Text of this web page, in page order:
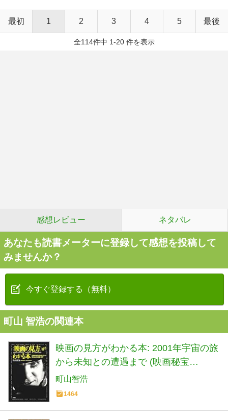
最初 1 2 3 4 5 最後
全114件中 1-20 件を表示
感想レビュー ネタバレ
あなたも読書メーターに登録して感想を投稿して
みませんか？
今すぐ登録する（無料）
町山 智浩の関連本
映画の見方がわかる本: 2001年宇宙の旅
から未知との遭遇まで (映画秘宝
COLLECTION 22)
町山智浩
1464